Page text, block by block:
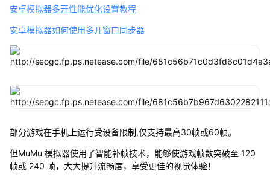
安卓模拟器多开性能优化设置教程
安卓模拟器如何使用多开窗口同步器
部分游戏在手机上运行受设备限制,仅支持最高30帧或60帧。
但MuMu 模拟器使用了智能补帧技术，能够使游戏帧数突破至 120
帧或 240 帧，大大提升流畅度，享受更佳的视觉体验！